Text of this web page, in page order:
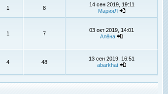
1 8
14 сен 2019, 19:11
МарияЛ
1 7
03 окт 2019, 14:01
Алёна
4 48
13 сен 2019, 16:51
abarkhat